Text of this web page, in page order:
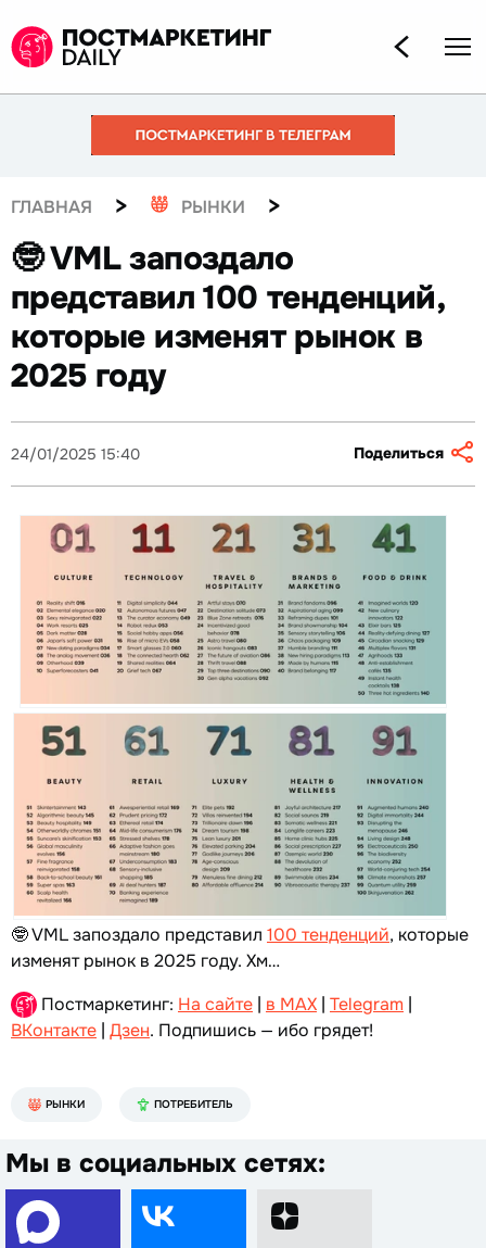
ГЛАВНАЯ > РЫНКИ >
🤓 VML запоздало
представил 100 тенденций,
которые изменят рынок в
2025 году
24/01/2025 15:40 Поделиться
🤓 VML запоздало представил 100 тенденций, которые
изменят рынок в 2025 году. Хм…
Постмаркетинг: На сайте | в MAX | Telegram |
ВКонтакте | Дзен. Подпишись — ибо грядет!
РЫНКИ ПОТРЕБИТЕЛЬ
Мы в социальных сетях: